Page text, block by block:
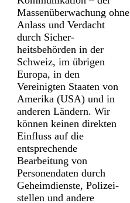
Massen­überwachung ohne
Anlass und Verdacht
durch Sicher­
heitsbehörden in der
Schweiz, im übrigen
Europa, in den
Vereinigten Staaten von
Amerika (USA) und in
anderen Ländern. Wir
können keinen direkten
Einfluss auf die
entsprechende
Bearbeitung von
Personen­daten durch
Geheim­dienste, Polizei­
stellen und andere